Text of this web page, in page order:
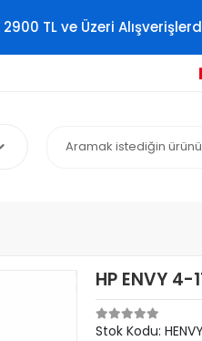
2900 TL ve Üzeri
HP ENVY 4-
Stok Kodu: